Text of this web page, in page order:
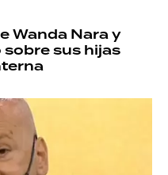
Wanda Nara y
sus hijas